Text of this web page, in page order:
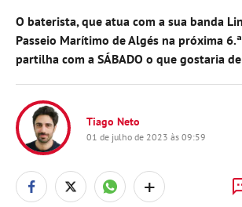
O baterista, que atua com a sua banda
Passeio Marítimo de Algés na próxima
partilha com a SÁBADO o que gostaria
Tiago Neto
01 de julho de 2023 às 09:59
+